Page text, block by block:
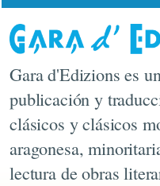
Gara d'Edizions es
publicación y
clásicos y clásicos
aragonesa,
lectura de obras